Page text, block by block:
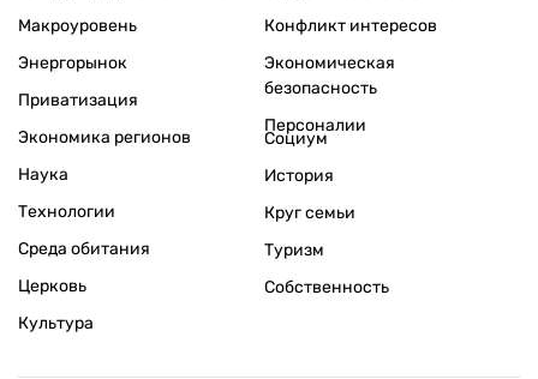
Макроуровень
Энергорынок
Приватизация
Экономика регионов
Конфликт интересов
Экономическая
безопасность
Персоналии
Наука
Технологии
Среда обитания
Церковь
Культура
Социум
История
Круг семьи
Туризм
Собственность